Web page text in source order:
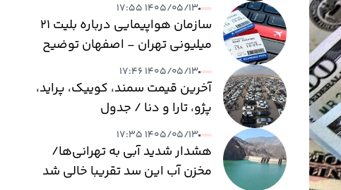
۱۴۰۵/۰۵/۱۳ ۱۷:۵۵
سازمان هواپیمایی درباره بلیت ۲۱
میلیونی تهران - اصفهان توضیح
داد۱۴۰۵/۰۵/۱۳ ۱۷:۴۶
آخرین قیمت سمند، کوییک، پراید،
پژو، تارا و دنا / جدول
۱۴۰۵/۰۵/۱۳ ۱۷:۳۵
هشدار شدید آبی به تهرانی‌ها/
مخزن آب این سد تقریبا خالی شد